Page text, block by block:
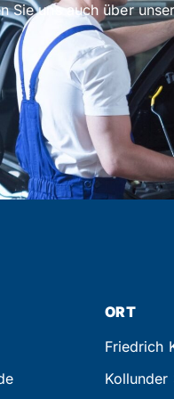
Sie uns auch über
ORT
Friedrich